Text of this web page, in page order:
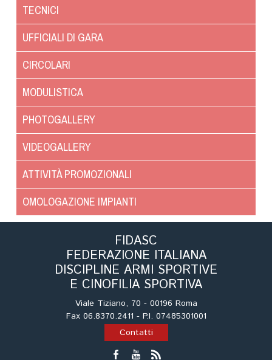
TECNICI
UFFICIALI DI GARA
CIRCOLARI
MODULISTICA
PHOTOGALLERY
VIDEOGALLERY
ATTIVITÀ PROMOZIONALI
OMOLOGAZIONE IMPIANTI
FIDASC
FEDERAZIONE ITALIANA
DISCIPLINE ARMI SPORTIVE
E CINOFILIA SPORTIVA
Viale Tiziano, 70 - 00196 Roma
Fax 06.8370.2411 - P.I. 07485301001
Contatti
Agility
Dog Trail
Mantrailing
Rally Obedience
Retriever Sport
Ricerca Tartufo
Sheepdog
Sport acquatici
Treibball
Freestyle
Protezione civile Sportiva